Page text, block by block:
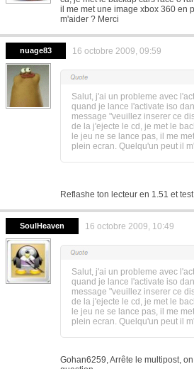
il me met une image xbox 360 en
m'aider ? Merci
nuage83 16 octobre 2009, 09:59
Salut, j'ai un probleme avec
quand je lance l'activate iso
message "veuillez inserer ce
de la j'ejecte le cd, je met le
le jeu ne se lance pas, il me
plein ecran. Quelqu'un peut il
Reflashe ton lecteur en 1.51 et
SoulHeaven 16 octobre 2009, 10:49
Salut, j'ai un probleme avec
quand je lance l'activate iso
message "veuillez inserer ce
de la j'ejecte le cd, je met le
le jeu ne se lance pas, il me
plein ecran. Quelqu'un peut il
Gohan6259, Arrête le multipost,